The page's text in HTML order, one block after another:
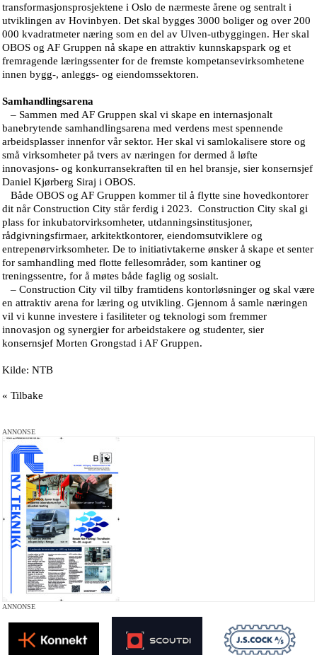
transformasjonsprosjektene i Oslo de nærmeste årene og sentralt i
utviklingen av Hovinbyen. Det skal bygges 3000 boliger og over 200
000 kvadratmeter næring som en del av Ulven-utbyggingen. Her skal
OBOS og AF Gruppen nå skape en attraktiv kunnskapspark og et
fremragende læringssenter for de fremste kompetansevirksomhetene
innen bygg-, anleggs- og eiendomssektoren.
Samhandlingsarena
– Sammen med AF Gruppen skal vi skape en internasjonalt
banebrytende samhandlingsarena med verdens mest spennende
arbeidsplasser innenfor vår sektor. Her skal vi samlokalisere store og
små virksomheter på tvers av næringen for dermed å løfte
innovasjons- og konkurransekraften til en hel bransje, sier konsernsjef
Daniel Kjørberg Siraj i OBOS.
Både OBOS og AF Gruppen kommer til å flytte sine hovedkontorer
dit når Construction City står ferdig i 2023. Construction City skal gi
plass for inkubatorvirksomheter, utdanningsinstitusjoner,
rådgivningsfirmaer, arkitektkontorer, eiendomsutviklere og
entrepenørvirksomheter. De to initiativtakerne ønsker å skape et senter
for samhandling med flotte fellesområder, som kantiner og
treningssentre, for å møtes både faglig og sosialt.
– Construction City vil tilby framtidens kontorløsninger og skal være
en attraktiv arena for læring og utvikling. Gjennom å samle næringen
vil vi kunne investere i fasiliteter og teknologi som fremmer
innovasjon og synergier for arbeidstakere og studenter, sier
konsernsjef Morten Grongstad i AF Gruppen.
Kilde: NTB
« Tilbake
ANNONSE
ANNONSE